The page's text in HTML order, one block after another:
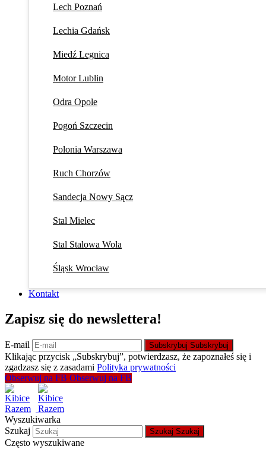
Lech Poznań
Lechia Gdańsk
Miedź Legnica
Motor Lublin
Odra Opole
Pogoń Szczecin
Polonia Warszawa
Ruch Chorzów
Sandecja Nowy Sącz
Stal Mielec
Stal Stalowa Wola
Śląsk Wrocław
Kontakt
Zapisz się do newslettera!
E-mail Subskrybuj Subskrybuj
Klikając przycisk „Subskrybuj”, potwierdzasz, że zapoznałeś się i
zgadzasz się z zasadami Polityka prywatności
Obserwuj na FB Obserwuj na FB
Wyszukiwarka
Szukaj
Szukaj Szukaj
Często wyszukiwane